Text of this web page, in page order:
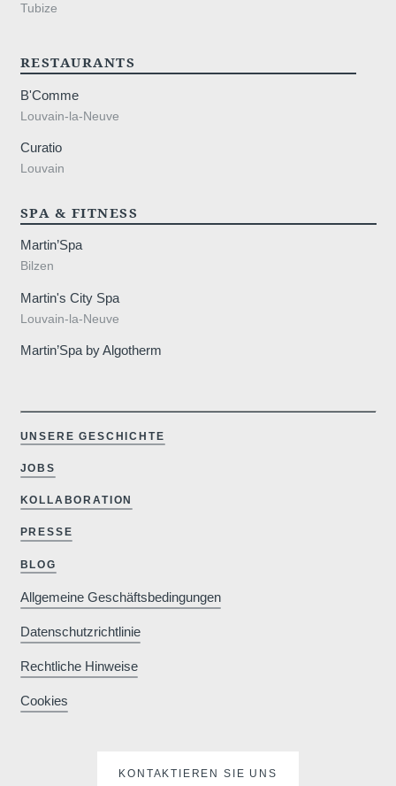
Tubize
RESTAURANTS
B'Comme
Louvain-la-Neuve
Curatio
Louvain
SPA & FITNESS
Martin’Spa
Bilzen
Martin's City Spa
Louvain-la-Neuve
Martin’Spa by Algotherm
UNSERE GESCHICHTE
JOBS
KOLLABORATION
PRESSE
BLOG
Allgemeine Geschäftsbedingungen
Datenschutzrichtlinie
Rechtliche Hinweise
Cookies
KONTAKTIEREN SIE UNS
Lac